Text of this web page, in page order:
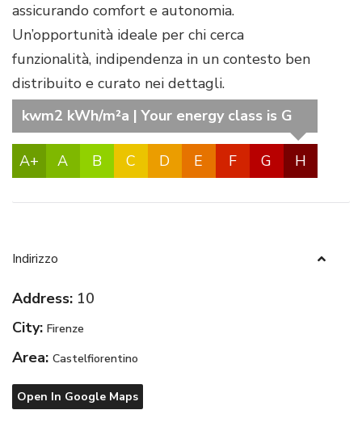
assicurando comfort e autonomia.
Un’opportunità ideale per chi cerca
funzionalità, indipendenza in un contesto ben
distribuito e curato nei dettagli.
A+ A B C D E F
kwm2 kWh/m²a | Your energy class is G
G H
Indirizzo
Address: 10
City: Firenze
Area: Castelfiorentino
Open In Google Maps